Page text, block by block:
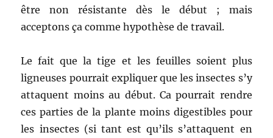
être non résistante dès le début ; mais
acceptons ça comme hypothèse de travail.
Le fait que la tige et les feuilles soient plus
ligneuses pourrait expliquer que les insectes s’y
attaquent moins au début. Ca pourrait rendre
ces parties de la plante moins digestibles pour
les insectes (si tant est qu’ils s’attaquent en